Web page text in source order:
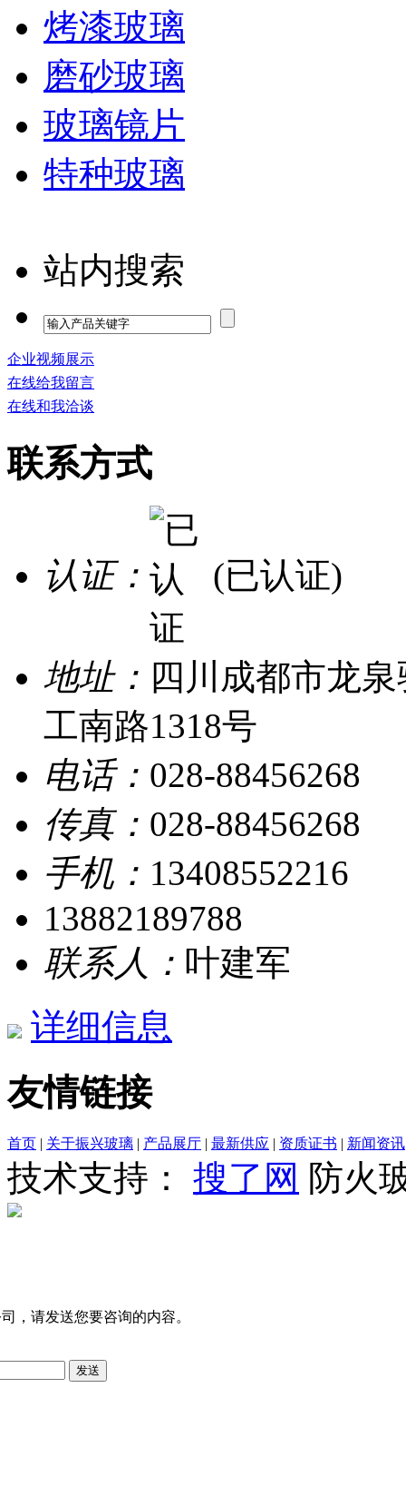
烤漆玻璃
磨砂玻璃
玻璃镜片
特种玻璃
站内搜索
企业视频展示
在线给我留言
在线和我洽谈
联系方式
认证： (已认证)
地址： 四川成都市龙
工南路1318号
电话： 028-88456268
传真： 028-88456268
手机： 13408552216
13882189788
联系人： 叶建军
详细信息
友情链接
首页 | 关于振兴玻璃 | 产品展厅 | 最新供应 | 资质证书 | 新闻资讯
技术支持： 搜了网 防火
，请发送您要咨询的内容。